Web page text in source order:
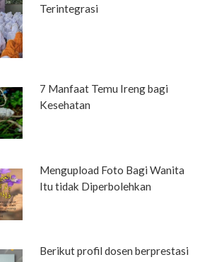
Terintegrasi
7 Manfaat Temu Ireng bagi
Kesehatan
Mengupload Foto Bagi Wanita
Itu tidak Diperbolehkan
Berikut profil dosen berprestasi